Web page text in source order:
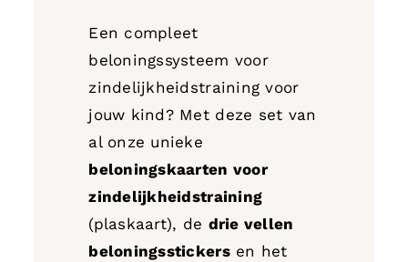
Een compleet
beloningssysteem voor
zindelijkheidstraining voor
jouw kind? Met deze set van
al onze unieke
beloningskaarten voor
zindelijkheidstraining
(plaskaart), de drie vellen
beloningsstickersen het